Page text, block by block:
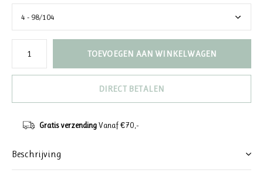
TOEVOEGEN AAN WINKELWAGEN
DIRECT BETALEN
Gratis verzendingVanaf €70,-
Beschrijving